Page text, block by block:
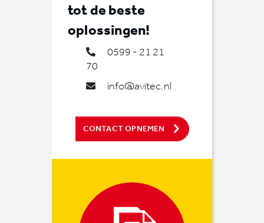
tot de beste
oplossingen!
0599 - 21 21
70
info@avitec.nl
CONTACT OPNEMEN